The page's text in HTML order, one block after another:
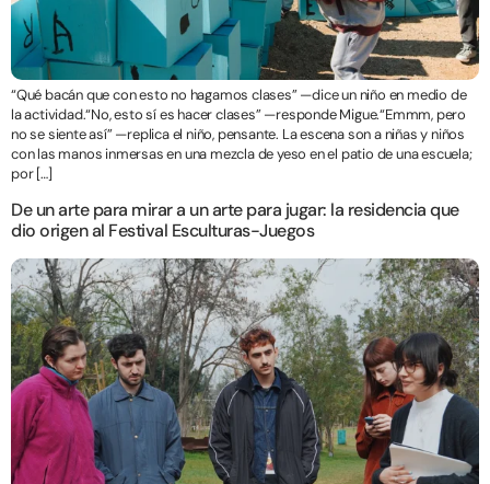
“Qué bacán que con esto no hagamos clases” —dice un niño en medio de
la actividad.“No, esto sí es hacer clases” —responde Migue.“Emmm, pero
no se siente así” —replica el niño, pensante. La escena son a niñas y niños
con las manos inmersas en una mezcla de yeso en el patio de una escuela;
por […]
De un arte para mirar a un arte para jugar: la residencia que
dio origen al Festival Esculturas-Juegos